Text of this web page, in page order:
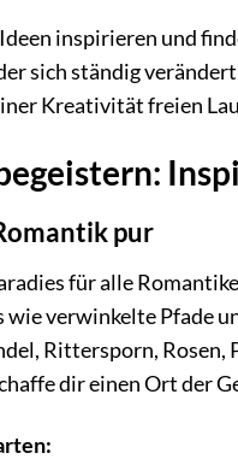
inspirieren und
sich ständig
Kreativität freien
pur
für alle
verwinkelte Pfade
Rittersporn,
dir einen Ort der